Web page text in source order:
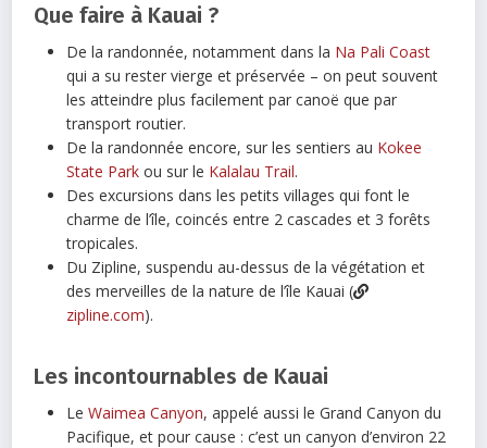
Que faire à Kauai ?
De la randonnée, notamment dans la Na Pali Coast
qui a su rester vierge et préservée – on peut souvent
les atteindre plus facilement par canoë que par
transport routier.
De la randonnée encore, sur les sentiers au Kokee
State Park ou sur le Kalalau Trail.
Des excursions dans les petits villages qui font le
charme de l’île, coincés entre 2 cascades et 3 forêts
tropicales.
Du Zipline, suspendu au-dessus de la végétation et
des merveilles de la nature de l’île Kauai (
zipline.com).
Les incontournables de Kauai
LeWaimea Canyon, appelé aussi le Grand Canyon du
Pacifique, et pour cause : c’est un canyon d’environ 22